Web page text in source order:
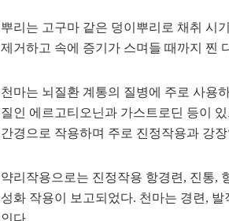
뿌리는 고구마 같은 덩이뿌리로 채취 시
제거하고 속에 증기가 스며들 때까지 찐
천마는 뇌질환 계통의 질병에 주로 사용
질인 에르고티오닌과 가스트로딘 등이
간경으로 작용하며 주로 진정작용과 강
약리작용으로는 진정작용 항경련, 진통,
성화 작용이 보고되었다. 천마는 경련,
인다.